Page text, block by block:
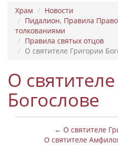
Храм
Новости
Пидалион. Правила
толкованиями
Правила святых отцов
О святителе Григории
О
Богослове
← О святителе
О святителе